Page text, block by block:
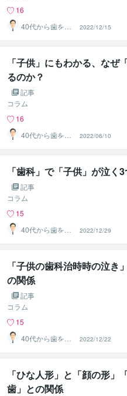
16
40代から歯を失
わない個別相談
します
2022/12/15
「子供」にもわかる、なぜ
るのか？
記事
コラム
16
40代から歯を失
わない個別相談
します
2022/06/10
「歯科」で「子供」が泣く
記事
コラム
15
40代から歯を失
わない個別相談
します
2022/12/29
「子供の歯科治時時の泣き
の関係
記事
コラム
15
40代から歯を失
わない個別相談
します
2022/12/22
「ひな人形」と「顔の形」
歯」との関係